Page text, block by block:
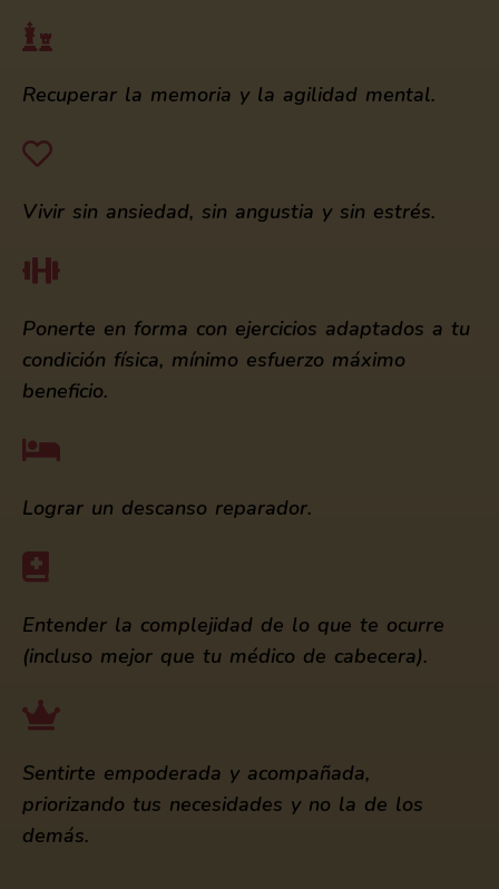
Recuperar la memoria y la agilidad mental.
Vivir sin ansiedad, sin angustia y sin estrés.
Ponerte en forma con ejercicios adaptados a tu
condición física, mínimo esfuerzo máximo
beneficio.
Lograr un descanso reparador.
Entender la complejidad de lo que te ocurre
(incluso mejor que tu médico de cabecera).
Sentirte empoderada y acompañada,
priorizando tus necesidades y no la de los
demás.